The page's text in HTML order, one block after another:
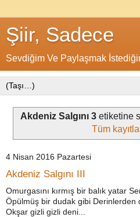
Şiir, Sadece
Sevdiğim Ve Paylaşmak
Akdeniz Salgını 3 etiketine
Tüm
4 Nisan 2016 Pazartesi
Akdeniz Salgını III
Omurgasını kırmış bir balık yatar
Öpülmüş bir dudak gibi Derinlerden
Okşar gizli gizli deni...